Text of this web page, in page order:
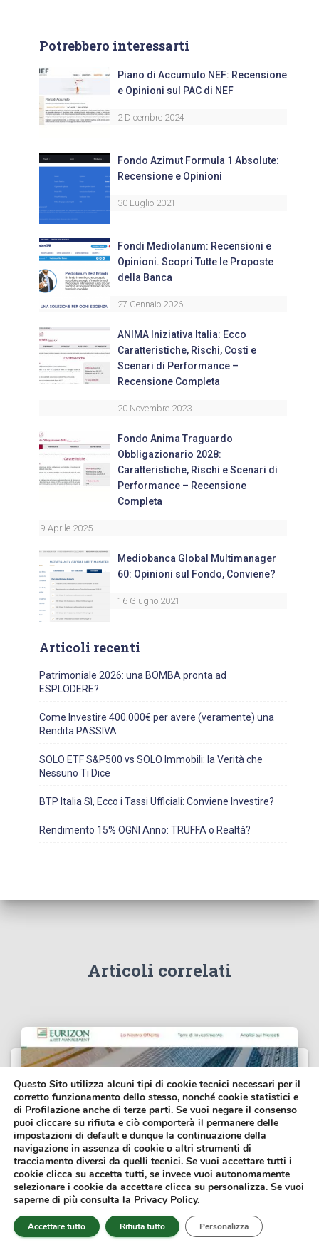
Potrebbero interessarti
Piano di Accumulo NEF: Recensione
e Opinioni sul PAC di NEF
2 Dicembre 2024
Fondo Azimut Formula 1 Absolute:
Recensione e Opinioni
30 Luglio 2021
Fondi Mediolanum: Recensioni e
Opinioni. Scopri Tutte le Proposte
della Banca
27 Gennaio 2026
ANIMA Iniziativa Italia: Ecco
Caratteristiche, Rischi, Costi e
Scenari di Performance –
Recensione Completa
20 Novembre 2023
Fondo Anima Traguardo
Obbligazionario 2028:
Caratteristiche, Rischi e Scenari di
Performance – Recensione
Completa
9 Aprile 2025
Mediobanca Global Multimanager
60: Opinioni sul Fondo, Conviene?
16 Giugno 2021
Articoli recenti
Patrimoniale 2026: una BOMBA pronta ad
ESPLODERE?
Come Investire 400.000€ per avere (veramente) una
Rendita PASSIVA
SOLO ETF S&P500 vs SOLO Immobili: la Verità che
Nessuno Ti Dice
BTP Italia Sì, Ecco i Tassi Ufficiali: Conviene Investire?
Rendimento 15% OGNI Anno: TRUFFA o Realtà?
Articoli correlati
FONDI COMUNI DI INVESTIMENTO
Eurizon Tesoreria Euro:
Questo Sito utilizza alcuni tipi di cookie tecnici necessari per il
corretto funzionamento dello stesso, nonché cookie statistici e
di Profilazione anche di terze parti. Se vuoi negare il consenso
puoi cliccare su rifiuta e ciò comporterà il permanere delle
impostazioni di default e dunque la continuazione della
navigazione in assenza di cookie o altri strumenti di
tracciamento diversi da quelli tecnici. Se vuoi accettare tutti i
cookie clicca su accetta tutti, se invece vuoi autonomamente
selezionare i cookie da accettare clicca su personalizza. Se vuoi
saperne di più consulta la Privacy Policy.
Accettare tutto Rifiuta tutto Personalizza